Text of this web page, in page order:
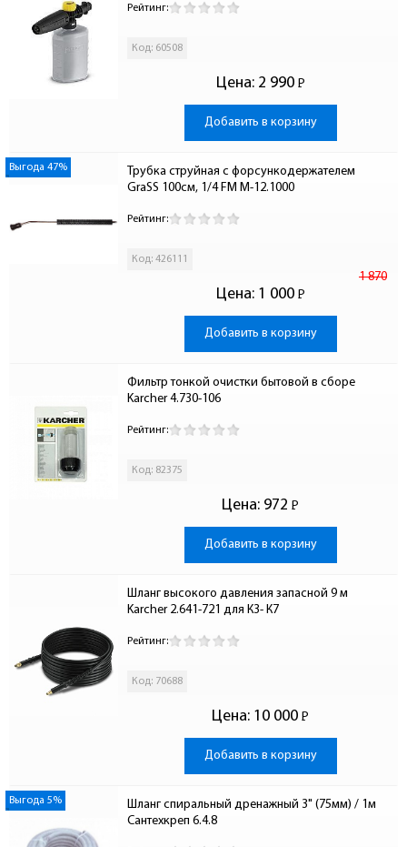
Рейтинг:
Код: 60508
Цена: 2 990 Р
-
Добавить в корзину
Выгода 47%
Трубка струйная с форсункодержателем
GraSS 100см, 1/4 FM M-12.1000
Рейтинг:
Код: 426111
Цена:
1 870
1 000 Р
-
Добавить в корзину
Фильтр тонкой очистки бытовой в сборе
Karcher 4.730-106
Рейтинг:
Код: 82375
Цена: 972 Р
-
Добавить в корзину
Шланг высокого давления запасной 9 м
Karcher 2.641-721 для К3- К7
Рейтинг:
Код: 70688
Цена: 10 000 Р
-
Добавить в корзину
Выгода 5%
Шланг спиральный дренажный 3" (75мм) / 1м
Сантехкреп 6.4.8